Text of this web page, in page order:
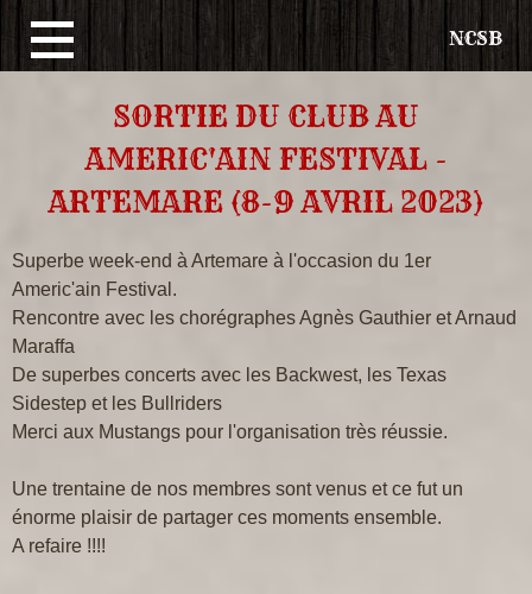
au
contenu
principal
NCSB
SORTIE DU CLUB AU
AMERIC'AIN FESTIVAL -
ARTEMARE (8-9 AVRIL 2023)
Superbe week-end à Artemare à l'occasion du 1er
Americ'ain Festival.
Rencontre avec les chorégraphes Agnès Gauthier et Arnaud
Maraffa
De superbes concerts avec les Backwest, les Texas
Sidestep et les Bullriders
Merci aux Mustangs pour l'organisation très réussie.
Une trentaine de nos membres sont venus et ce fut un
énorme plaisir de partager ces moments ensemble.
A refaire !!!!